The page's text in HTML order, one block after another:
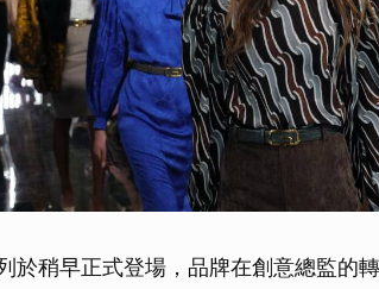
於稍早正式登場，品牌在創意總監的